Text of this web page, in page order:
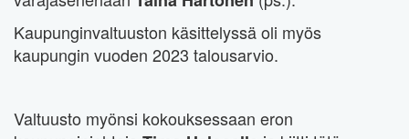
Kaupunginvaltuuston käsittelyssä oli myös
kaupungin vuoden 2023 talousarvio.
Valtuusto myönsi kokouksessaan eron